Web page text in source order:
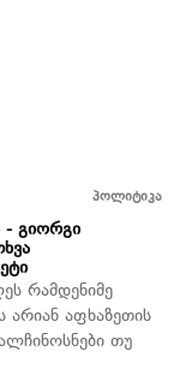
პოლიტიკა
- გიორგი
რამდენიმე
აფხაზეთის
თუ